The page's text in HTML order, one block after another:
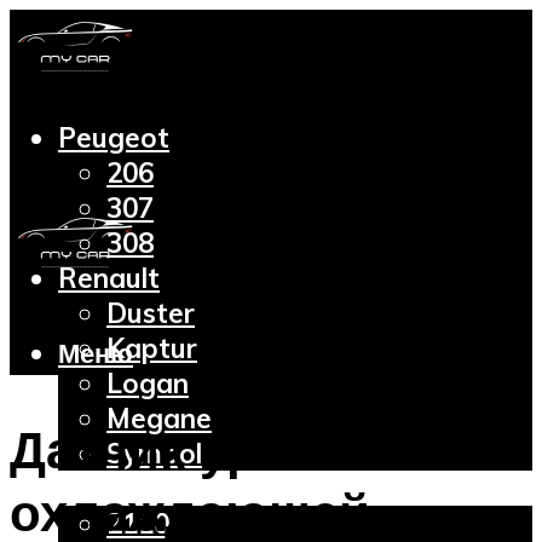
Peugeot
206
307
308
Renault
Duster
Kaptur
Logan
Megane
Symbol
2110
Меню
Датчик уровня
охлаждающей